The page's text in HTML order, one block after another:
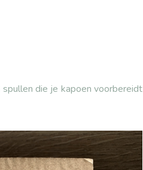
die je kapoen voorbereidt